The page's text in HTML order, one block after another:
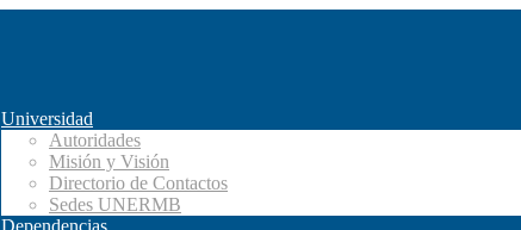
Universidad
Autoridades
Misión y Visión
Directorio de Contactos
Sedes UNERMB
Dependencias